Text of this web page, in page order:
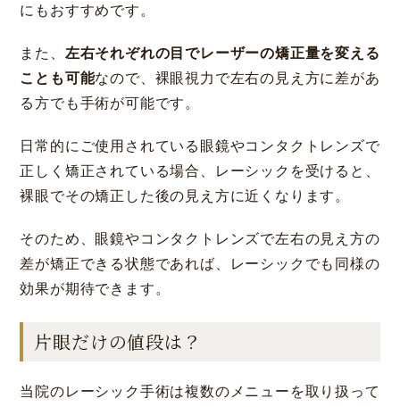
にもおすすめです。
また、 左右それぞれの目でレーザーの矯正量を変える
ことも可能なので、裸眼視力で左右の見え方に差があ
る方でも手術が可能です。
日常的にご使用されている眼鏡やコンタクトレンズで
正しく矯正されている場合、レーシックを受けると、
裸眼でその矯正した後の見え方に近くなります。
そのため、眼鏡やコンタクトレンズで左右の見え方の
差が矯正できる状態であれば、レーシックでも同様の
効果が期待できます。
片眼だけの値段は？
当院のレーシック手術は複数のメニューを取り扱って